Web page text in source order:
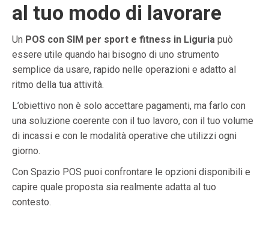
al tuo modo di lavorare
Un POS con SIM per sport e fitness in Liguria può
essere utile quando hai bisogno di uno strumento
semplice da usare, rapido nelle operazioni e adatto al
ritmo della tua attività.
L’obiettivo non è solo accettare pagamenti, ma farlo con
una soluzione coerente con il tuo lavoro, con il tuo volume
di incassi e con le modalità operative che utilizzi ogni
giorno.
Con Spazio POS puoi confrontare le opzioni disponibili e
capire quale proposta sia realmente adatta al tuo
contesto.